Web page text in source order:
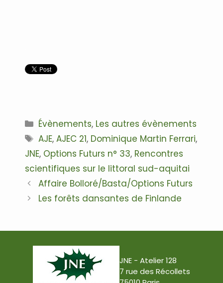
Catégories
Évènements, Les autres évènements
Étiquettes
AJE,AJEC 21, Dominique Martin Ferrari,
JNE, Options Futurs n° 33, Rencontres
scientifiques sur le littoral sud-aquitai
Navigation
des
Affaire Bolloré/Basta/Options Futurs
Les forêts dansantes de Finlande
JNE - Atelier 128
7 rue des Récollets